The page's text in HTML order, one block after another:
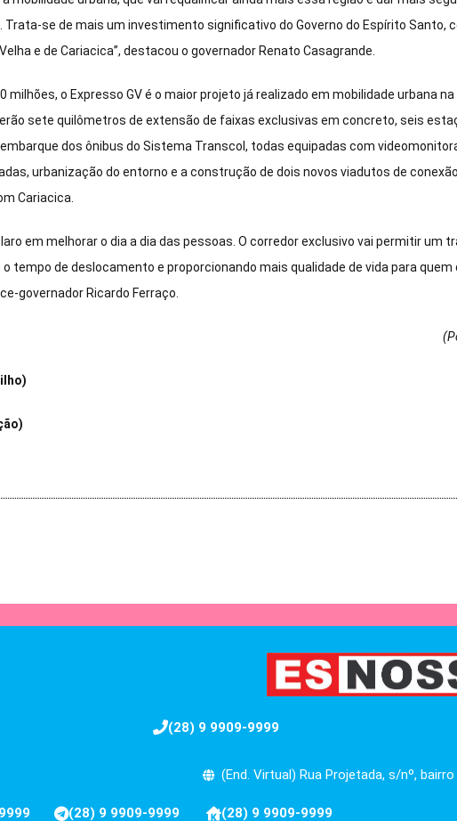
Trata-se de mais um investimento significativo do Governo do Espírito Santo,
e de Cariacica”, destacou o governador Renato Casagrande.
milhões, o Expresso GV é o maior projeto já realizado em mobilidade urbana na
sete quilômetros de extensão de faixas exclusivas em concreto, seis
dos ônibus do Sistema Transcol, todas equipadas com
urbanização do entorno e a construção de dois novos viadutos de
Cariacica.
em melhorar o dia a dia das pessoas. O corredor exclusivo vai permitir um
tempo de deslocamento e proporcionando mais qualidade de vida para quem
governador Ricardo Ferraço.
(28) 9 9909-9999
(End. Virtual) Rua Projetada, s/nº,
(28) 9 9909-9999 (28) 9 9909-9999